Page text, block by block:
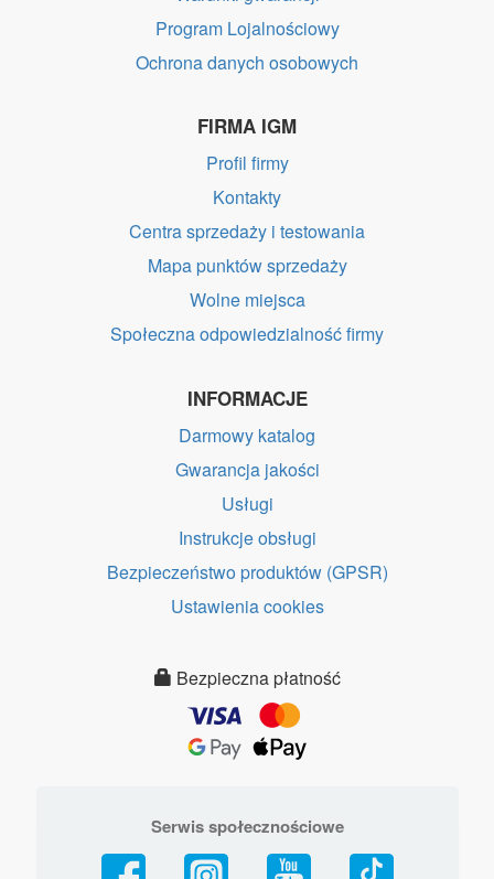
Program Lojalnościowy
Ochrona danych osobowych
FIRMA IGM
Profil firmy
Kontakty
Centra sprzedaży i testowania
Mapa punktów sprzedaży
Wolne miejsca
Społeczna odpowiedzialność firmy
INFORMACJE
Darmowy katalog
Gwarancja jakości
Usługi
Instrukcje obsługi
Bezpieczeństwo produktów (GPSR)
Ustawienia cookies
Bezpieczna płatność
Serwis społecznościowe